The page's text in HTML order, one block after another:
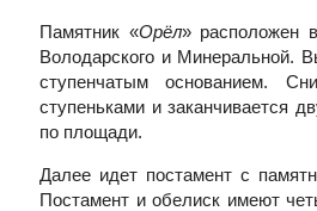
Памятник «Орёл» расположен
Володарского и Минеральной.
ступенчатым основанием.
ступеньками и заканчивается
по площади.
Далее идет постамент с
Постамент и обелиск имеют